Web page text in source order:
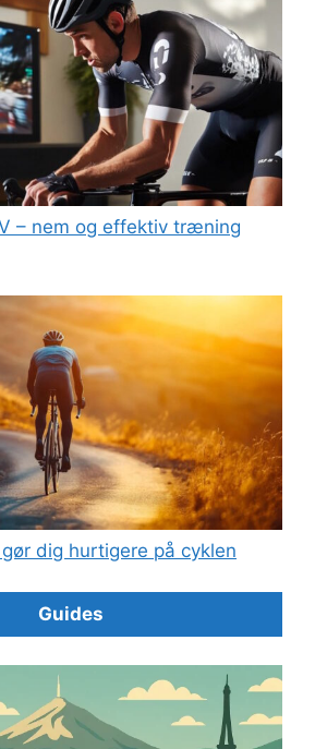
– nem og effektiv træning
dig hurtigere på cyklen
Guides